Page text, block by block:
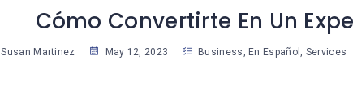
Cómo Convertirte En Un
Susan Martinez May 12, 2023 Business , En Español , Services